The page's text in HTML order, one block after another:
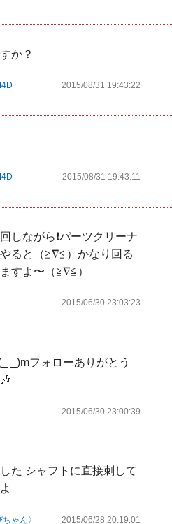
か？
2015/08/31 19:43:22
2015/08/31 19:43:11
しながら❗️パーツクリーナ
ると（≧∇≦）かなり回る
すよ〜（≧∇≦）
2015/06/30 23:03:23
_)mフォローありがとう
2015/06/30 23:00:39
た シャフトに直接刺して
ゃん〉 2015/06/28 20:19:01